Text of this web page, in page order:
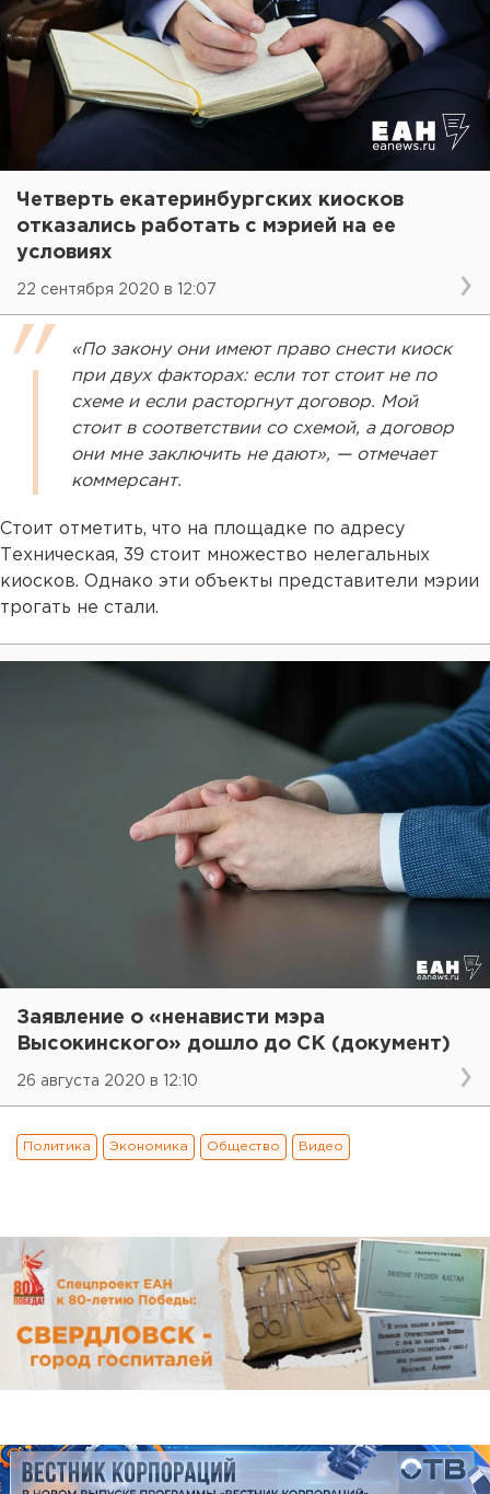
Четверть екатеринбургских киосков
отказались работать с мэрией на ее
условиях
22 сентября 2020 в 12:07
«По закону они имеют право снести киоск
при двух факторах: если тот стоит не по
схеме и если расторгнут договор. Мой
стоит в соответствии со схемой, а договор
они мне заключить не дают», — отмечает
коммерсант.
Стоит отметить, что на площадке по адресу
Техническая, 39 стоит множество нелегальных
киосков. Однако эти объекты представители мэрии
трогать не стали.
Заявление о «ненависти мэра
Высокинского» дошло до СК (документ)
26 августа 2020 в 12:10
Политика Экономика Общество Видео